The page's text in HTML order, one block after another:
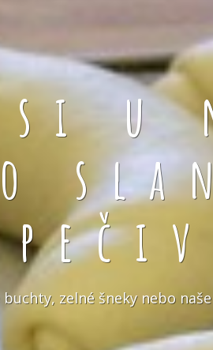
si u
zelné šneky nebo